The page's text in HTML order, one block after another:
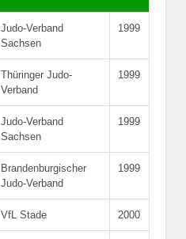
Judo-Verband
Sachsen
1999
Thüringer Judo-
Verband
1999
Judo-Verband
Sachsen
1999
Brandenburgischer
Judo-Verband
1999
VfL Stade 2000